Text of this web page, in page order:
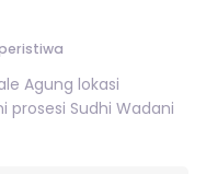
Agung lokasi
prosesi Sudhi Wadani